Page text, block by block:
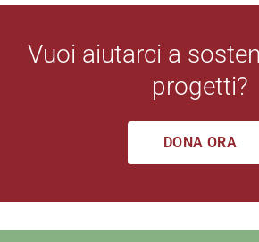
Vuoi aiutarci a
progetti?
DONA ORA